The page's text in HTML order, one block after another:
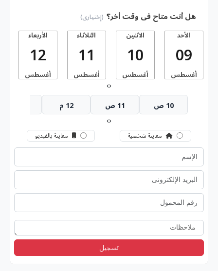
هل أنت متاح فى وقت أخر؟ (إختيارى)
الأحد
09
أغسطس
الاثنين
10
أغسطس
الثلاثاء
11
أغسطس
الأربعاء
12
أغسطس
‹
›
10 ص 11 ص 12 م
‹
›
معاينة شخصية معاينة بالفيديو
تسجيل